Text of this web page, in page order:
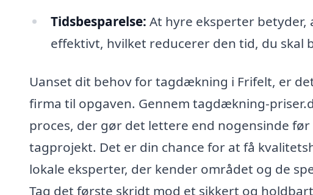
Tidsbesparelse: At hyre eksperter
effektivt, hvilket reducerer den tid, du skal
Uanset dit behov for tagdækning i Frifelt, er
firma til opgaven. Gennem tagdækning-
proces, der gør det lettere end nogensinde
tagprojekt. Det er din chance for at få
lokale eksperter, der kender området og de
Tag det første skridt mod et sikkert og